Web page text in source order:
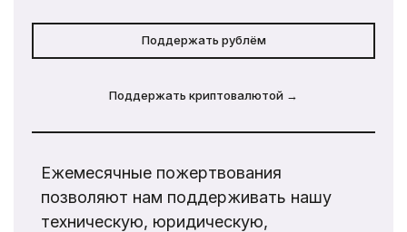
Поддержать рублём
Поддержать криптовалютой →
Ежемесячные пожертвования
позволяют нам поддерживать нашу
техническую, юридическую,